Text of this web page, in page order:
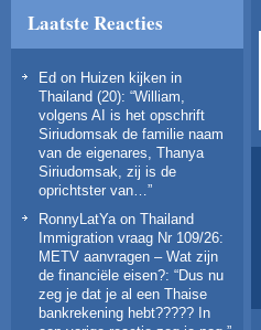
Laatste Reacties
Ed on Huizen kijken in
Thailand (20): “William,
volgens AI is het opschrift
Siriudomsak de familie naam
van de eigenares, Thanya
Siriudomsak, zij is de
oprichtster van…”
RonnyLatYaon Thailand
Immigration vraag Nr 109/26:
METV aanvragen – Wat zijn
de financiële eisen?: “Dus nu
zeg je dat je al een Thaise
bankrekening hebt????? In